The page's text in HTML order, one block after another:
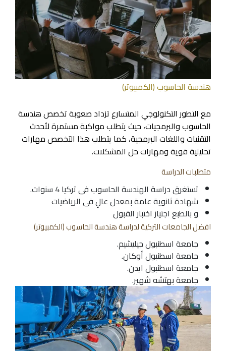
هندسة الحاسوب (الكمبيوتر)
مع التطور التكنولوجي المتسارع تزداد صعوبة تخصص هندسة
الحاسوب والبرمجيات، حيث يتطلب مواكبة مستمرة لأحدث
التقنيات واللغات البرمجية، كما يتطلب هذا التخصص مهارات
تحليلية قوية ومهارات حل المشكلات.
متطلبات الدراسة
تستغرق دراسة الهندسة الحاسوب فى تركيا 4 سنوات.
شهادة ثانوية عامة بمعدل عالٍ فى الرياضيات
و بالطبع اجتياز اختبار القبول
افضل الجامعات التركية لدراسة هندسة الحاسوب (الكمبيوتر)
جامعة اسطنبول جيليشيم.
جامعة اسطنبول أوكان.
جامعة اسطنبول ايدن.
جامعة بهتشه شهير.